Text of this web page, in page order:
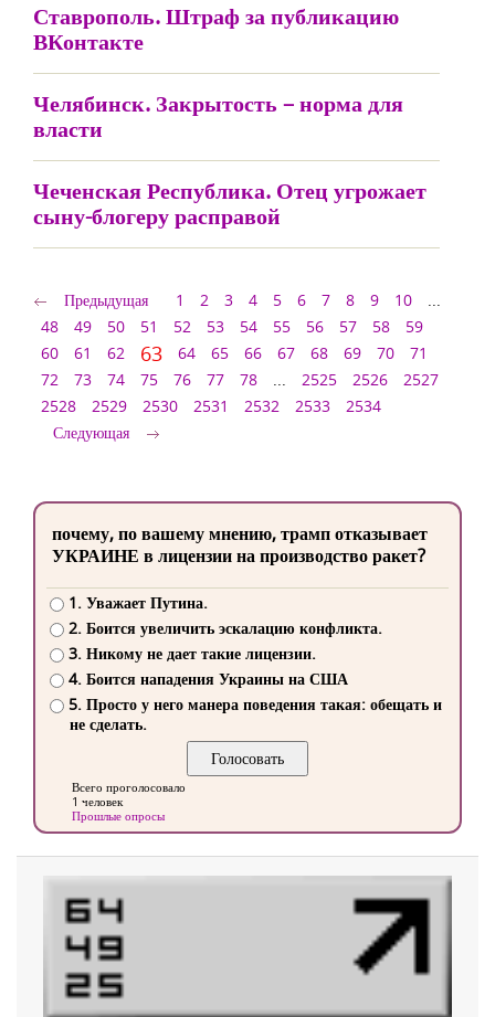
Ставрополь. Штраф за публикацию
ВКонтакте
Челябинск. Закрытость – норма для
власти
Чеченская Республика. Отец угрожает
сыну-блогеру расправой
Предыдущая 1 2 3 4 5 6 7 8 9 10
...
48
49 50 51 52 53 54 55 56 57 58
59
60
61 62 63 64 65 66 67 68 69 70
71
72
73 74 75 76 77 78 ... 2525 2526
2527
2528
2529 2530 2531 2532 2533
2534
Следующая
почему, по вашему мнению, трамп отказывает
УКРАИНЕ в лицензии на производство ракет?
1. Уважает Путина.
2. Боится увеличить эскалацию конфликта.
3. Никому не дает такие лицензии.
4. Боится нападения Украины на США
5. Просто у него манера поведения такая: обещать и
не сделать.
Всего проголосовало
1 человек
Прошлые опросы